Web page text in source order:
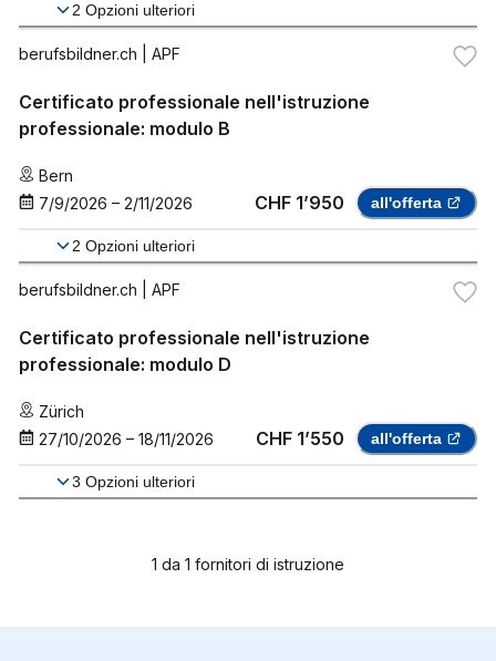
2 Opzioni ulteriori
berufsbildner.ch | APF
Certificato professionale nell'istruzione
professionale: modulo B
Bern
7/9/2026 – 2/11/2026 CHF 1’950 all'offerta
2 Opzioni ulteriori
berufsbildner.ch | APF
Certificato professionale nell'istruzione
professionale: modulo D
Zürich
27/10/2026 – 18/11/2026 CHF 1’550 all'offerta
3 Opzioni ulteriori
1 da 1 fornitori di istruzione